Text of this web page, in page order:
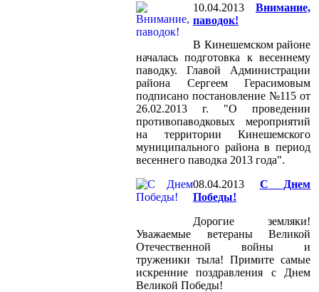
10.04.2013
Внимание,
паводок!
В Кинешемском районе
началась подготовка к весеннему
паводку. Главой Администрации
района Сергеем Герасимовым
подписано постановление №115 от
26.02.2013 г. "О проведении
противопаводковых мероприятий
на территории Кинешемского
муниципального района в период
весеннего паводка 2013 года".
08.04.2013
С Днем
Победы!
Дорогие земляки!
Уважаемые ветераны Великой
Отечественной войны и
труженики тыла! Примите самые
искренние поздравления с Днем
Великой Победы!